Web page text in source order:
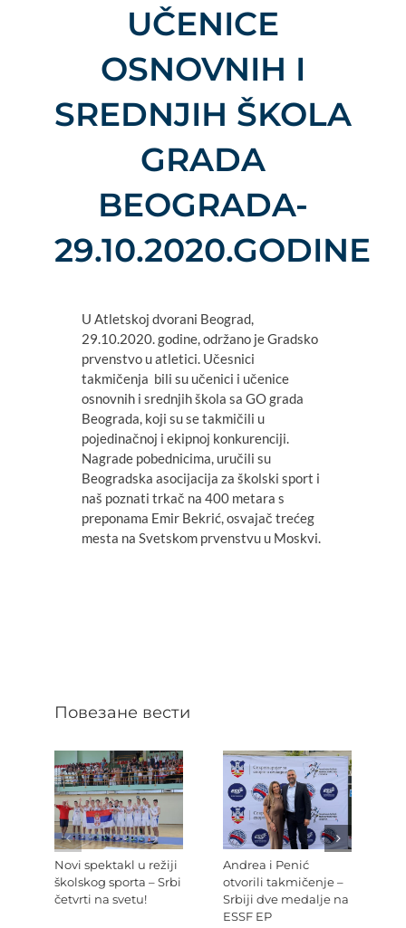
UČENICE
OSNOVNIH I
SREDNJIH ŠKOLA
GRADA
BEOGRADA-
29.10.2020.GODINE
U Atletskoj dvorani Beograd,
29.10.2020. godine, održano je Gradsko
prvenstvo u atletici. Učesnici
takmičenja bili su učenici i učenice
osnovnih i srednjih škola sa GO grada
Beograda, koji su se takmičili u
pojedinačnoj i ekipnoj konkurenciji.
Nagrade pobednicima, uručili su
Beogradska asocijacija za školski sport i
naš poznati trkač na 400 metara s
preponama Emir Bekrić, osvajač trećeg
mesta na Svetskom prvenstvu u Moskvi.
Повезане вести
Novi spektakl u režiji
školskog sporta – Srbi
četvrti na svetu!
Andrea i Penić
otvorili takmičenje –
Srbiji dve medalje na
ESSF EP